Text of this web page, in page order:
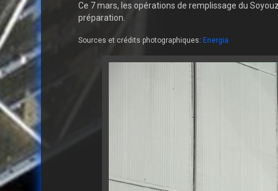
Ce 7 mars, les opérations de remplissage du
préparation.
Sources et crédits photographiques: Energia